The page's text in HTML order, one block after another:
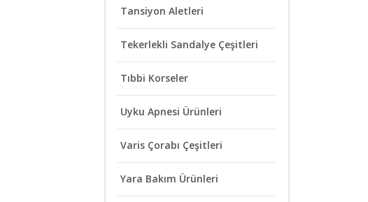
Tansiyon Aletleri
Tekerlekli Sandalye Çeşitleri
Tıbbi Korseler
Uyku Apnesi Ürünleri
Varis Çorabı Çeşitleri
Yara Bakım Ürünleri